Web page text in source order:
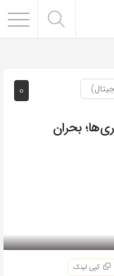
0
بحران
کپی لینک